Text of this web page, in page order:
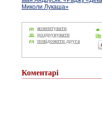
Миколи Лукаша»
коментувати
роздрукувати
повідомити друга
Коментарі